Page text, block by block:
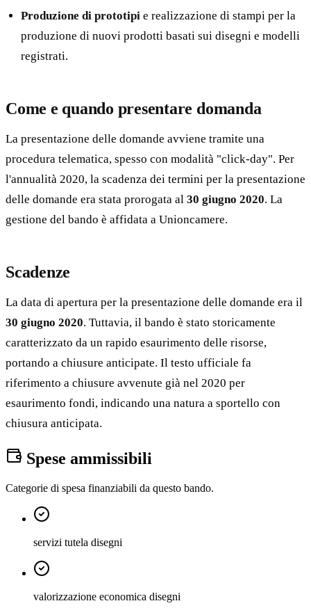
Produzione di prototipi e realizzazione di stampi per la
produzione di nuovi prodotti basati sui disegni e modelli
registrati.
Come e quando presentare domanda
La presentazione delle domande avviene tramite una
procedura telematica, spesso con modalità "click-day". Per
l'annualità 2020, la scadenza dei termini per la presentazione
delle domande era stata prorogata al 30 giugno 2020. La
gestione del bando è affidata a Unioncamere.
Scadenze
La data di apertura per la presentazione delle domande era il
30 giugno 2020. Tuttavia, il bando è stato storicamente
caratterizzato da un rapido esaurimento delle risorse,
portando a chiusure anticipate. Il testo ufficiale fa
riferimento a chiusure avvenute già nel 2020 per
esaurimento fondi, indicando una natura a sportello con
chiusura anticipata.
Spese ammissibili
Categorie di spesa finanziabili da questo bando.
servizi tutela disegni
valorizzazione economica disegni